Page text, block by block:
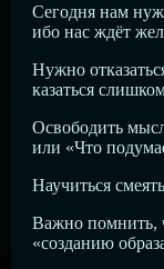
Сегодня нам
ибо нас ждёт
Нужно
казаться
Освободить
или «Что
Научиться
Важно помнить,
«созданию